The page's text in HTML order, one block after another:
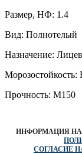
Размер, НФ: 1.4
Вид: Полнотелый
Назначение:
Морозостойкость:
Прочность: М150
ИНФОРМАЦИЯ НА
СОГЛАСИЕ